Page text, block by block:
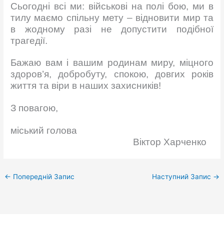
Сьогодні всі ми: військові на полі бою, ми в
тилу маємо спільну мету – відновити мир та
в жодному разі не допустити подібної
трагедії.
Бажаю вам і вашим родинам миру, міцного
здоров’я, добробуту, спокою, довгих років
життя та віри в наших захисників!
З повагою,
міський голова
Віктор Харченко
← Попередній Запис Наступний Запис →